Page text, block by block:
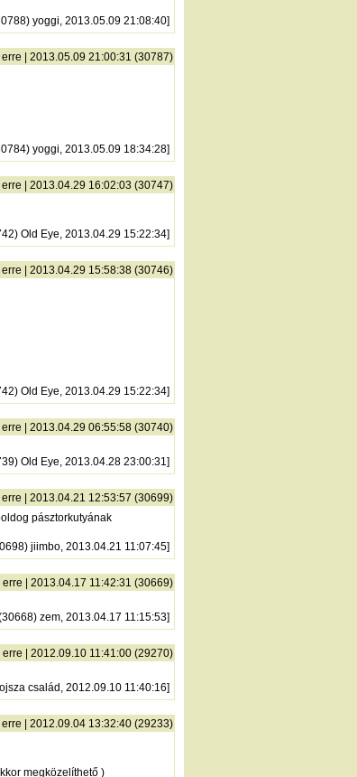
yoggi, 2013.05.09 21:08:40]
| 2013.05.09 21:00:31 (30787)
yoggi, 2013.05.09 18:34:28]
| 2013.04.29 16:02:03 (30747)
Old Eye, 2013.04.29 15:22:34]
| 2013.04.29 15:58:38 (30746)
Old Eye, 2013.04.29 15:22:34]
| 2013.04.29 06:55:58 (30740)
Old Eye, 2013.04.28 23:00:31]
| 2013.04.21 12:53:57 (30699)
pásztorkutyának
jiimbo, 2013.04.21 11:07:45]
erre | 2013.04.17 11:42:31 (30669)
zem, 2013.04.17 11:15:53]
erre | 2012.09.10 11:41:00 (29270)
család, 2012.09.10 11:40:16]
| 2012.09.04 13:32:40 (29233)
megközelíthető )